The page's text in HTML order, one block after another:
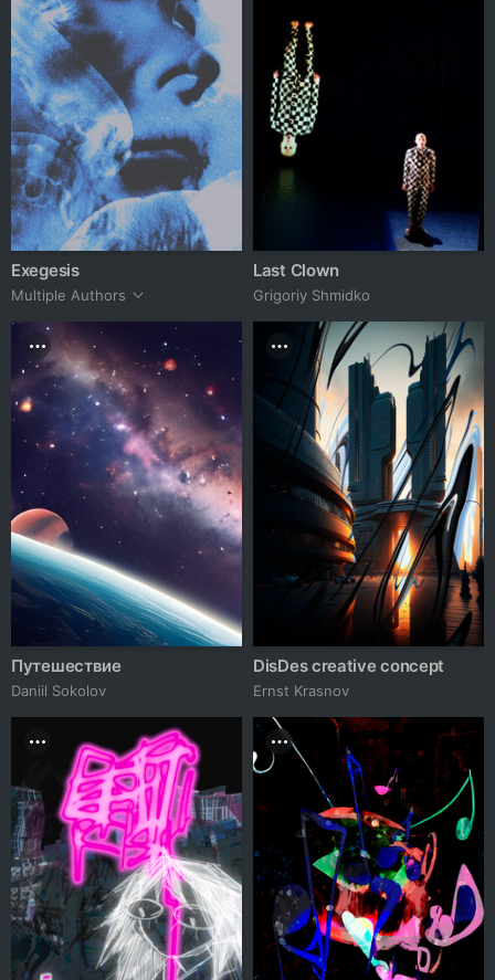
Exegesis
Multiple Authors
Last Clown
Grigoriy Shmidko
Путешествие
Daniil Sokolov
DisDes creative concept
Ernst Krasnov